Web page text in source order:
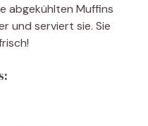
abgekühlten Muffins
und serviert sie. Sie